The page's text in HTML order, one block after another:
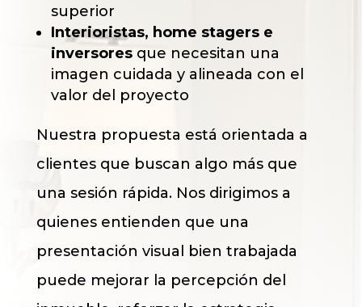
superior
Interioristas, home stagers e
inversoresque necesitan una
imagen cuidada y alineada con el
valor del proyecto
Nuestra propuesta está orientada a
clientes que buscan algo más que
una sesión rápida. Nos dirigimos a
quienes entienden que una
presentación visual bien trabajada
puede mejorar la percepción del